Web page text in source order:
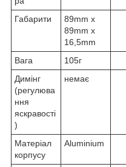
Габарити
89mm x
89mm x
16,5mm
Вага
105г
Димінг
(регулюва
ння
яскравості
)
немає
Матеріал
корпусу
Aluminium